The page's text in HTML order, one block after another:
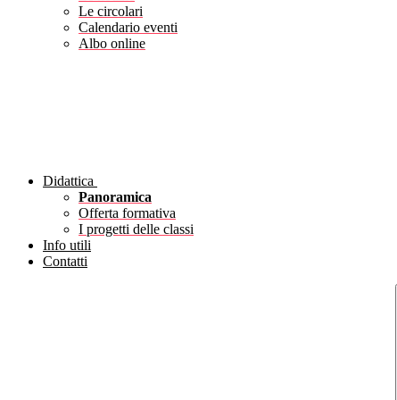
Le circolari
Calendario eventi
Albo online
Didattica
Panoramica
Offerta formativa
I progetti delle classi
Info utili
Contatti